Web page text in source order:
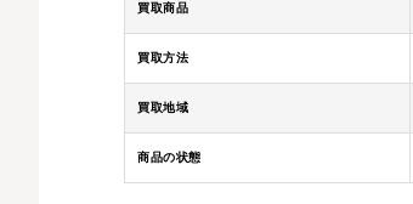
買取商品
買取方法
買取地域
商品の状態